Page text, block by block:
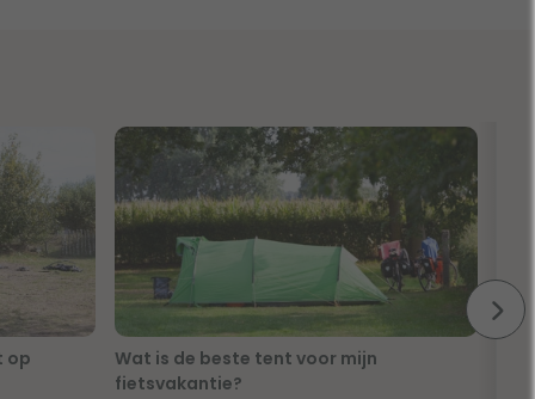
op
Wat is de beste tent voor mijn
fietsvakantie?